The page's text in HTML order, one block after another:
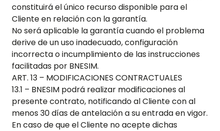
constituirá el único recurso disponible para el
Cliente en relación con la garantía.
No será aplicable la garantía cuando el problema
derive de un uso inadecuado, configuración
incorrecta o incumplimiento de las instrucciones
facilitadas por BNESIM.
ART. 13 – MODIFICACIONES CONTRACTUALES
13.1 – BNESIM podrá realizar modificaciones al
presente contrato, notificando al Cliente con al
menos 30 días de antelación a su entrada en vigor.
En caso de que el Cliente no acepte dichas